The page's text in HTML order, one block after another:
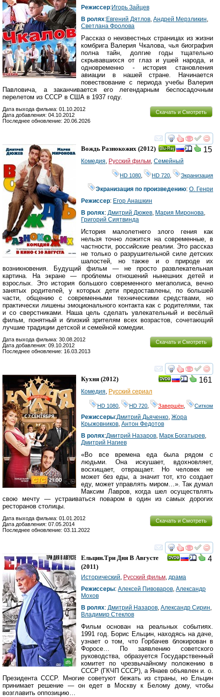
Режиссер:Игорь Зайцев
В ролях:Евгений Дятлов, Андрей Мерзликин,
Светлана Фролова
Рассказ о неизвестных страницах из жизни
комбрига Валерия Чкалова, чья биография
полна тайн, долгие годы тщательно
скрывавшихся от глаз и ушей народа, и
одновременно - история становления
авиации в нашей стране. Начинается
повествование с периода учебы Валерия
Павловича, а заканчивается его легендарным беспосадочным
перелетом из СССР в США в 1937 году.
Скачать и Смотреть
Дата выхода фильма: 01.10.2012
Дата добавления: 04.10.2012
Последнее обновление: 20.06.2026
смотреть
15
Вождь Разнокожих (2012)
Комедия, Русский фильм, Семейный
HD 1080 HD 720 Экранизация
Экранизация по произведению:О. Генри
Режиссер: Егор Анашкин
В ролях: Дмитрий Дюжев, Мария Миронова,
Григорий Сиятвинда
История малолетнего злого гения как
нельзя точно ложится на современные, в
частности, российские реалии. Это рассказ
не только о разрушительной силе детских
шалостей, но также и о природе их
возникновения. Будущий фильм — не просто развлекательная
картина. На экране — проблемы отношений нынешних детей и
взрослых. Это история большого современного мегаполиса, вечно
занятых родителей, у которых дети предоставлены, по большей
части, общению с современными техническими средствами, но
практически лишены эмоционального контакта как с родителями, так
и со сверстниками. Наша цель сделать увлекательный и весёлый
фильм, понятный и близкий зрителям всех возрастов, сочетающий
лучшие традиции детской и семейной комедии.
Скачать и Смотреть
Дата выхода фильма: 30.08.2012
Дата добавления: 09.10.2012
Последнее обновление: 16.03.2013
смотреть
161
Кухня (2012)
Комедия, Русский сериал
HD 1080 HD 720 Завершён Ситком
Режиссеры:Дмитрий Дьяченко, Жора
Крыжовников, Антон Федотов
В ролях:Дмитрий Назаров, Марк Богатырев,
Дмитрий Нагиев
«Во все времена еда была рядом с
людьми. Она искушает, вдохновляет,
восхищает, отвращает. Но человек не
может без еды, а значит тот, кто создает
еду, может управлять миром…». Так думал
Максим Лавров, когда шел осуществлять
свою мечту — устраиваться поваром в один из самых дорогих
ресторанов столицы.
Скачать и Смотреть
Дата выхода фильма: 01.01.2012
Дата добавления: 07.05.2014
Последнее обновление: 03.11.2022
смотреть
4
Ельцин.Три Дня В Августе
(2011)
Исторический, Русский фильм, драма
Режиссеры: Алексей Пивоваров, Александр
Мохов
В ролях: Дмитрий Назаров, Александр Сирин,
Владимир Стеклов
Фильм основан на реальных событиях.
1991 год. Борис Ельцин, находясь на даче,
узнает о том, что Горбачев блокирован в
Форосе… По заявлению советского
руководства, образуется Государственный
комитет по чрезвычайному положению в
СССР (ГКЧП СССР), а Янаев объявлен и. о.
Президента СССР. Многие советуют бежать из страны, но Ельцин
принимает решение — он едет в Москву к Белому дому, чтобы
возглавить оппозицию…